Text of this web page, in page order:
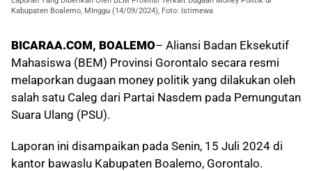
Kabupaten Boalemo, MInggu (14/09/2024), Foto: Istimewa
BICARAA.COM, BOALEMO– Aliansi Badan Eksekutif
Mahasiswa (BEM) Provinsi Gorontalo secara resmi
melaporkan dugaan money politik yang dilakukan oleh
salah satu Caleg dari Partai Nasdem pada Pemungutan
Suara Ulang (PSU).
Laporan ini disampaikan pada Senin, 15 Juli 2024 di
kantor bawaslu Kabupaten Boalemo, Gorontalo.